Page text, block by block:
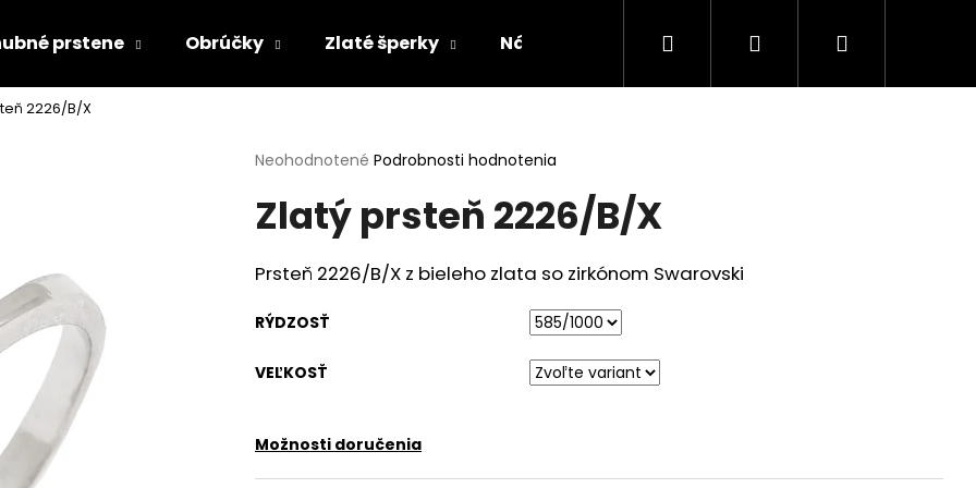
prstene Obrúčky Zlaté šperky Náušnice Novinka Kolekcie
Hľadať PrihlásenieNákupný
2226/B/X
Priemerné
produktu
je
z
5
Neohodnotené Podrobnosti hodnotenia
Zlatý prsteň 2226/B/X
Prsteň 2226/B/X z bieleho zlata so zirkónom Swarovski
RÝDZOSŤ
VEĽKOSŤ
Možnosti doručenia
Čo potrebujete nájsť?
HĽADAŤ
Odporúčame